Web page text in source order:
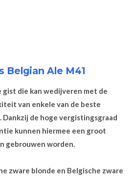
Belgian Ale M41
die kan wedijveren met de
van enkele van de beste
Dankzij de hoge vergistingsgraad
kunnen hiermee een groot
gebrouwen worden.
zware blonde en Belgische zware